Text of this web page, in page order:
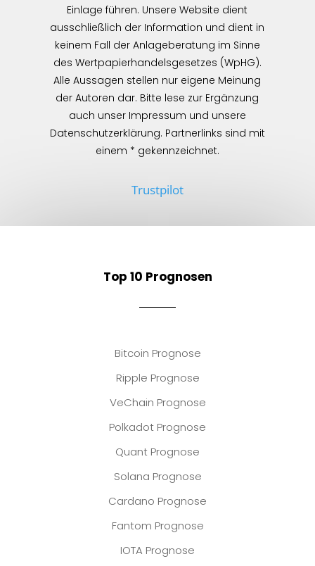
Einlage führen. Unsere Website dient
ausschließlich der Information und dient in
keinem Fall der Anlageberatung im Sinne
des Wertpapierhandelsgesetzes (WpHG).
Alle Aussagen stellen nur eigene Meinung
der Autoren dar. Bitte lese zur Ergänzung
auch unser Impressum und unsere
Datenschutzerklärung. Partnerlinks sind mit
einem * gekennzeichnet.
Trustpilot
Top 10 Prognosen
Bitcoin Prognose
Ripple Prognose
VeChain Prognose
Polkadot Prognose
Quant Prognose
Solana Prognose
Cardano Prognose
Fantom Prognose
IOTA Prognose